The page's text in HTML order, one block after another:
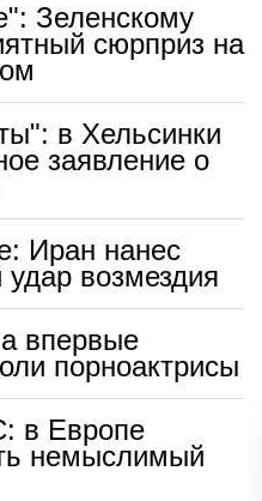
Зеленскому
сюрприз на
в Хельсинки
заявление о
Иран нанес
возмездия
впервые
порноактрисы
в Европе
немыслимый